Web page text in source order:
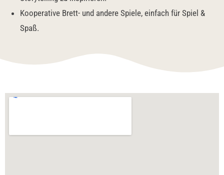
Kooperative Brett- und andere Spiele, einfach für Spiel &
Spaß.